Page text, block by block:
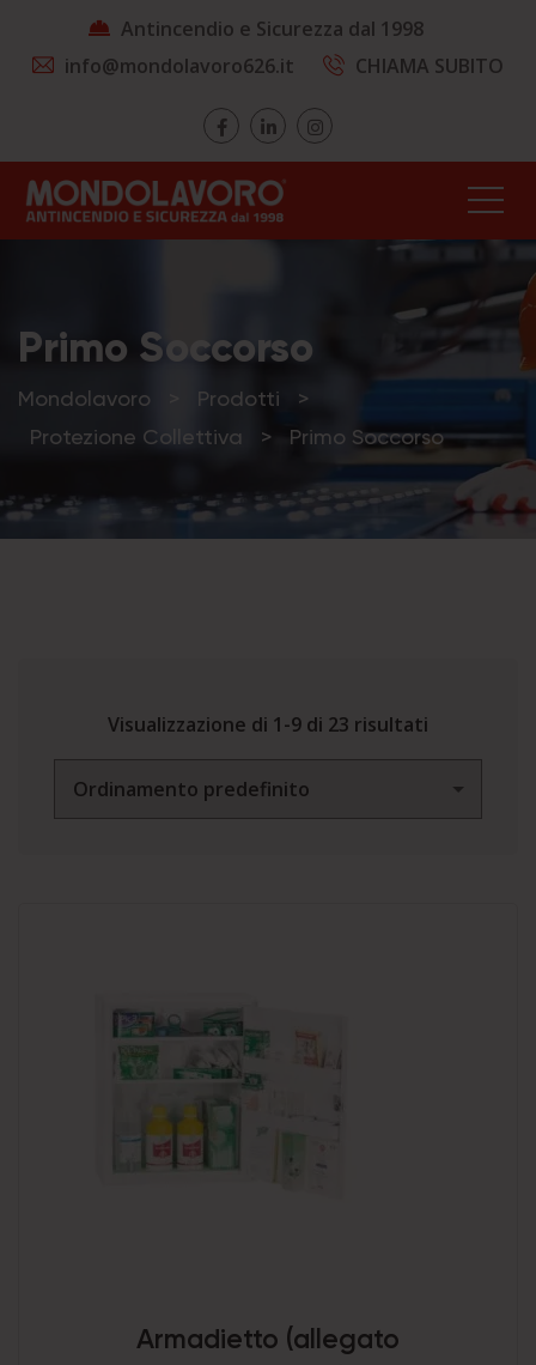
Antincendio e Sicurezza dal 1998
info@mondolavoro626.it
CHIAMA SUBITO
Primo Soccorso
Mondolavoro Prodotti
>
Protezione Collettiva
> Primo Soccorso
Visualizzazione di 1-9 di 23 risultati
Armadietto (allegato